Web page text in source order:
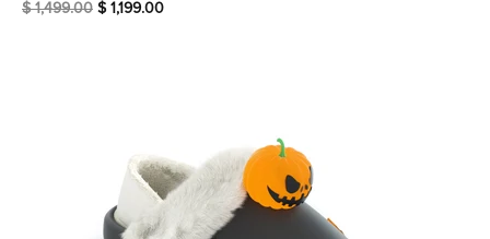
$ 1,499.00 $ 1,199.00